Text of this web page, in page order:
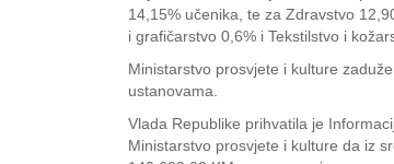
14,15% učenika, te za Zdravstvo
i grafičarstvo 0,6% i Tekstilstvo i
Ministarstvo prosvjete i kulture
ustanovama.
Vlada Republike prihvatila je
Ministarstvo prosvjete i kulture da iz